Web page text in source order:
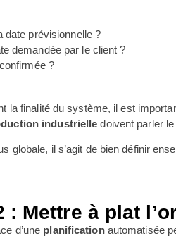
date prévisionnelle ?
demandée par le client ?
?
la finalité du système, il est
industrielledoivent parler
globale, il s’agit de bien définir
: Mettre à plat
d’une planificationautomatisée